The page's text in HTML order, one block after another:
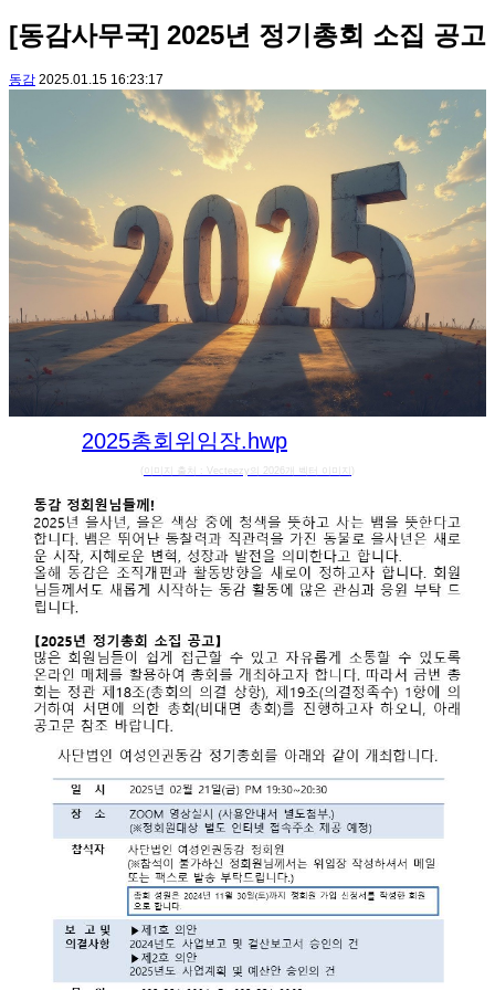
[동감사무국] 2025년 정기총회 소집 공고
동감 2025.01.15 16:23:17
2025총회위임장.hwp
이미지 출처 : Vecteezy의 2026개 벡터 이미지